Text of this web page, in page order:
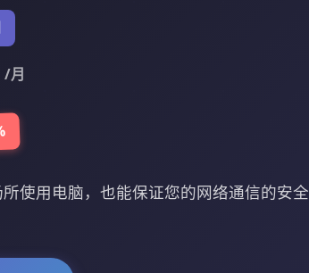
/月
使用电脑，也能保证您的网络通信的安全